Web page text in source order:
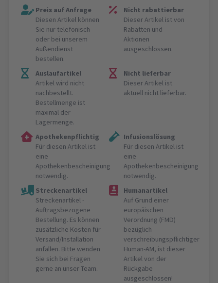
Preis auf Anfrage
Diesen Artikel können
Sie nur telefonisch
oder bei unserem
Außendienst
bestellen.
Nicht rabattierbar
Dieser Artikel ist von
Rabatten und
Aktionen
ausgeschlossen.
Auslaufartikel
Artikel wird nicht
nachbestellt.
Bestellmenge ist
maximal der
Lagermenge.
Nicht lieferbar
Dieser Artikel ist
aktuell nicht lieferbar.
Apothekenpflichtig
Für diesen Artikel ist
eine
Apothekenbescheinigung
notwendig.
Infusionslösung
Für diesen Artikel ist
eine
Apothekenbescheinigung
notwendig.
Streckenartikel
Streckenartikel -
Auftragsbezogene
Bestellung. Es können
zusätzliche Kosten für
Versand/Installation
anfallen. Bitte wenden
Sie sich bei Fragen
gerne an unser Team.
Humanartikel
Auf Grund einer
europäischen
Verordnung (FMD)
bezüglich
verschreibungspflichtiger
Human-AM, ist dieser
Artikel von der
Rückgabe
ausgeschlossen!